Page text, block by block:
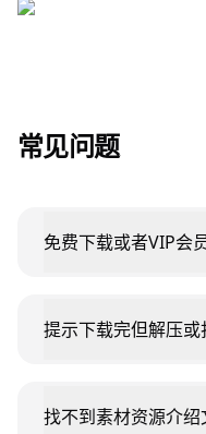
常见问题
免费下载或者VIP会
提示下载完但解压或
找不到素材资源介绍